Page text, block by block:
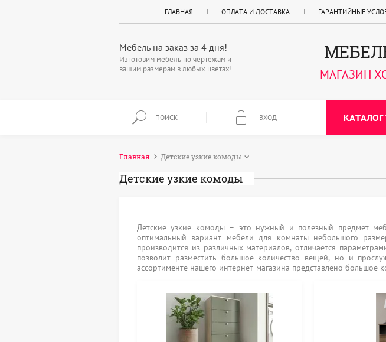
ГЛАВНАЯ ОПЛАТА И ДОСТАВКА ГАРАНТИЙНЫЕ
Мебель на заказ за 4 дня!
Изготовим мебель по чертежам и
вашим размерам в любых цветах!
МАГАЗИН
ПОИСК ВХОД
Главная Детские узкие комоды
Детские узкие комоды
Детские узкие комоды – это нужный и полезный предмет
оптимальный вариант мебели для комнаты небольшого
производится из различных материалов, отличается
позволит разместить большое количество вещей, но и
ассортименте нашего интернет-магазина представлено